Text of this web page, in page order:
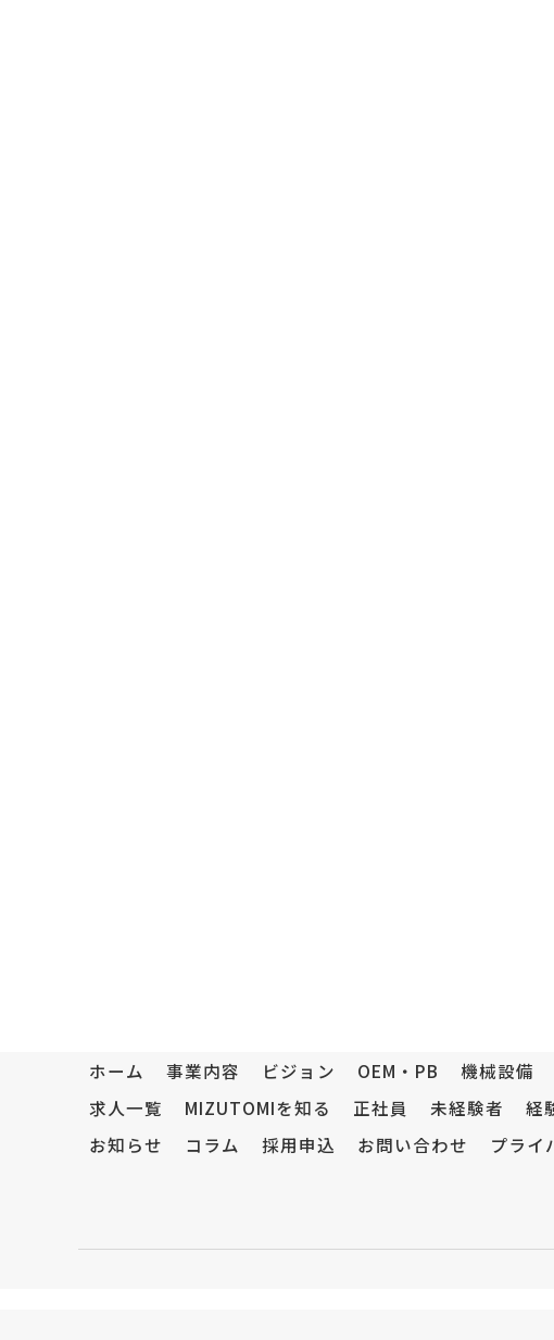
ホーム 事業内容 ビジョン OEM・PB 機械設備
求人一覧
MIZUTOMIを知る 正社員 未経験者 経
お知らせ
コラム 採用申込 お問い合わせ プライ